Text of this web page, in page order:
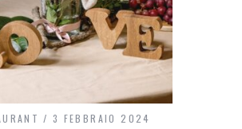
3 FEBBRAIO 2024